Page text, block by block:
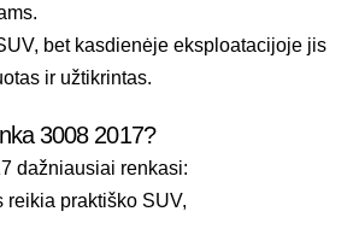
bet kasdienėje eksploatacijoje jis
ir užtikrintas.
3008 2017?
dažniausiai renkasi:
reikia praktiško SUV,